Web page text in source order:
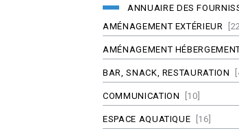
ANNUAIRE DES
AMÉNAGEMENT EXTÉRIEUR
AMÉNAGEMENT
BAR, SNACK, RESTAURATION
COMMUNICATION [10]
ESPACE AQUATIQUE [16]